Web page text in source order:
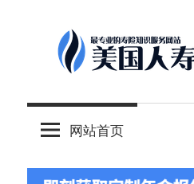
content
美
最
网站首页